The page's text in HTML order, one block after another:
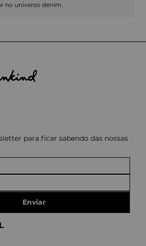
no universo denim.
para ficar sabendo das nossas
Enviar